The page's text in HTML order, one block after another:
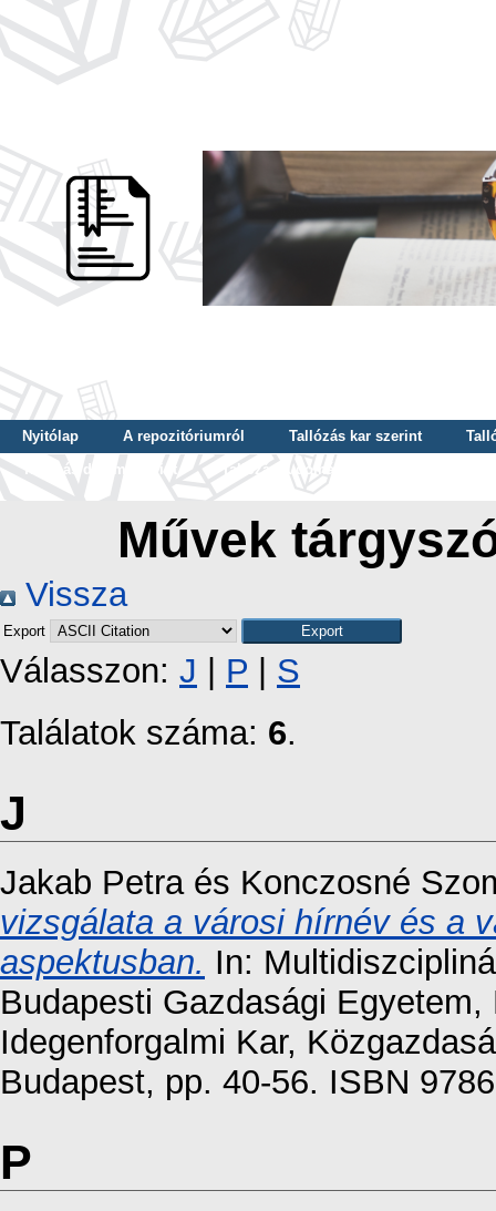
Nyitólap A repozitóriumról Tallózás kar szerint
Tallózás dátum szerint
Tallózás tudományterület szerint
Művek
Vissza
Export
Válasszon: J P
S
Találatok száma: 6.
J
Jakab Petraés Konczosné
vizsgálata a városi hírnév és a
aspektusban. In:
Budapesti Gazdasági
Idegenforgalmi Kar,
Budapest, pp. 40-56. ISBN
P